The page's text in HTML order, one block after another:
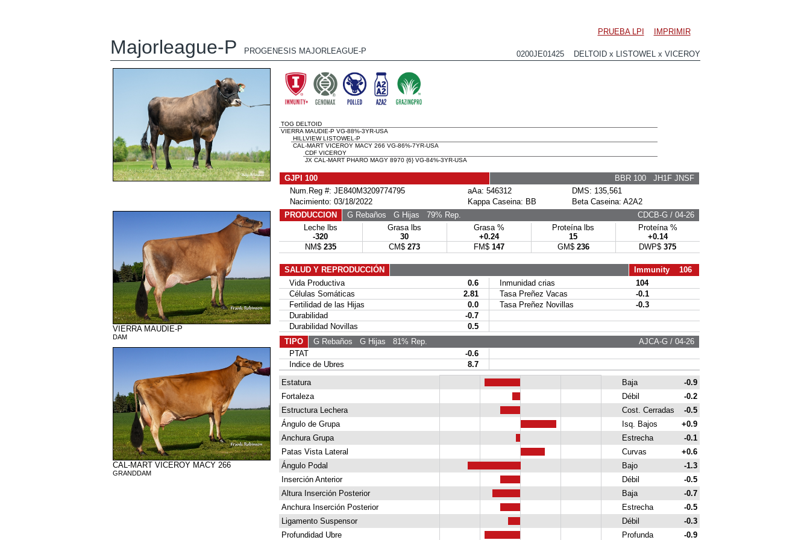
PRUEBA LPI IMPRIMIR
Majorleague-P PROGENESIS MAJORLEAGUE-P 0200JE01425 DELTOID x LISTOWEL x VICEROY
VIERRA MAUDIE-P
DAM
CAL-MART VICEROY MACY 266
GRANDDAM
TOG DELTOID
VIERRA MAUDIE-P VG-88%-3YR-USA
HILLVIEW LISTOWEL-P
CAL-MART VICEROY MACY 266 VG-86%-7YR-USA
CDF VICEROY
JX CAL-MART PHARO MAGY 8970 {6} VG-84%-3YR-USA
GJPI 100
BBR 100 JH1F JNSF
Num.Reg #: JE840M3209774795
aAa: 546312
DMS: 135,561
Nacimiento: 03/18/2022
Kappa Caseina: BB
Beta Caseina: A2A2
PRODUCCION
G Rebaños G Hijas 79% Rep.
CDCB-G / 04-26
Leche lbs
-320
Grasa lbs
30
Grasa %
+0.24
Proteína lbs
15
Proteína %
+0.14
NM$ 235 CM$ 273 FM$ 147 GM$ 236 DWP$ 375
SALUD Y REPRODUCCIÓN
Immunity 106
Vida Productiva
0.6 Inmunidad crias
104
Células Somáticas
2.81 Tasa Preñez Vacas
-0.1
Fertilidad de las Hijas
0.0 Tasa Preñez Novillas
-0.3
Durabilidad
-0.7
Durabilidad Novillas
0.5
TIPO
G Rebaños G Hijas 81% Rep.
AJCA-G / 04-26
PTAT
-0.6
Indice de Ubres
8.7
Estatura
Baja
-0.9
Fortaleza
Débil
-0.2
Estructura Lechera
Cost. Cerradas
-0.5
Ángulo de Grupa
Isq. Bajos
+0.9
Anchura Grupa
Estrecha
-0.1
Patas Vista Lateral
Curvas
+0.6
Ángulo Podal
Bajo
-1.3
Inserción Anterior
Débil
-0.5
Altura Inserción Posterior
Baja
-0.7
Anchura Inserción Posterior
Estrecha
-0.5
Ligamento Suspensor
Débil
-0.3
Profundidad Ubre
Profunda -0.9